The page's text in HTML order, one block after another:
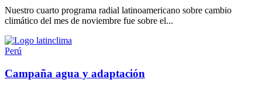
Nuestro cuarto programa radial latinoamericano sobre cambio
climático del mes de noviembre fue sobre el...
Perú
Campaña agua y adaptación